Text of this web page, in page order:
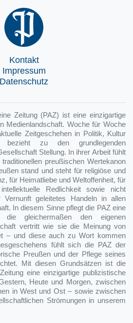
Kontakt
Impressum
Datenschutz
Zeitung (PAZ) ist eine einzigartige
Medienlandschaft. Woche für Woche
Zeitgeschehen in Politik, Kultur
zu den grundlegenden
Stellung. In ihrer Arbeit fühlt
preußischen Wertekanon
stand und steht für religiöse und
für Heimatliebe und Weltoffenheit, für
Redlichkeit sowie nicht
geleitetes Handeln in allen
In diesem Sinne pflegt die PAZ eine
die gleichermaßen den eigenen
vertritt wie sie die Meinung von
– und diese auch zu Wort kommen
fühlt sich die PAZ der
Preußen und der Pflege seines
Mit diesen Grundsätzen ist die
eine einzigartige publizistische
Heute und Morgen, zwischen
in West und Ost – sowie zwischen
Strömungen in unserem